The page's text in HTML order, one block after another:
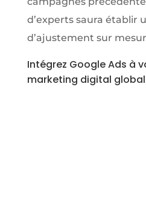
d’experts saura établir
d’ajustement sur
Intégrez Google Ads à
marketing digital